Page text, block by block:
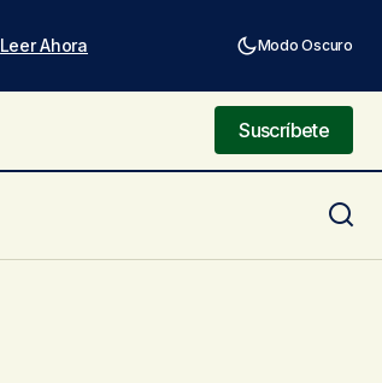
Leer Ahora Modo Oscuro
Suscríbete
Suscríbete